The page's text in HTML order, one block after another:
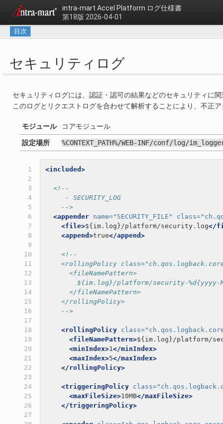
intra-mart Accel Platform ログ仕様書
第18版 2026-04-01
目次
セキュリティログ
セキュリティログには、認証・認可の結果などのセキュリティに
このログとリクエストログを合わせて解析することにより、不正
モジュール コアモジュール
設定場所 %CONTEXT_PATH%/WEB-INF/conf/log/
1
2
3
4
5
6
7
8
9
10
11
12
13
14
15
16
17
18
19
20
21
22
23
24
25
26
27
<included>
<!--
     - SECURITY_LOG
    -->
<appender name="SECURITY_FILE" class=
<file>${im.log}/platform/security.log</
<append>true</append>
<!--
<rollingPolicy
      <fileNamePattern>
${im.log}/platform/security-%d{yyyy-
      </fileNamePattern>
    </rollingPolicy>
    -->
<rollingPolicy class=
<fileNamePattern>${im.log}/platform/
<minIndex>1</minIndex>
<maxIndex>5</maxIndex>
</rollingPolicy>
<triggeringPolicy class=
<maxFileSize>10MB</maxFileSize>
</triggeringPolicy>